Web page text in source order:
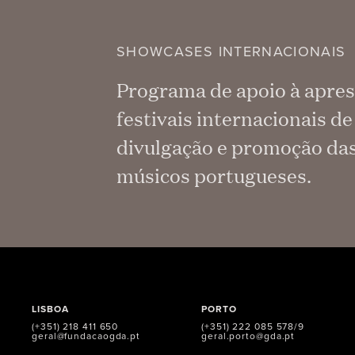
SHOWCASES INTERNACIONAIS
Programa de apoio à
festivais internacionais
divulgação e promoção
músicos portugueses.
LISBOA
(+351) 218 411 650
geral@fundacaogda.pt
PORTO
(+351) 222 085 578/9
geral.porto@gda.pt